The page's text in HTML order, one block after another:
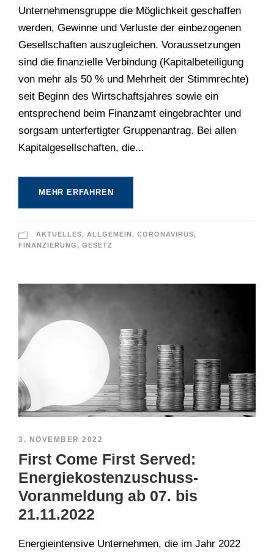
Unternehmensgruppe die Möglichkeit geschaffen
werden, Gewinne und Verluste der einbezogenen
Gesellschaften auszugleichen. Voraussetzungen
sind die finanzielle Verbindung (Kapitalbeteiligung
von mehr als 50 % und Mehrheit der Stimmrechte)
seit Beginn des Wirtschaftsjahres sowie ein
entsprechend beim Finanzamt eingebrachter und
sorgsam unterfertigter Gruppenantrag. Bei allen
Kapitalgesellschaften, die...
MEHR ERFAHREN
AKTUELLES, ALLGEMEIN, CORONAVIRUS,
FINANZIERUNG, GESETZ
3. NOVEMBER 2022
First Come First Served:
Energiekostenzuschuss-
Voranmeldung ab 07. bis
21.11.2022
Energieintensive Unternehmen, die im Jahr 2022